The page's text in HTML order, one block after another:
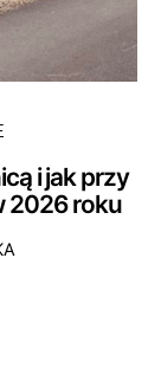
i jak przy
2026 roku